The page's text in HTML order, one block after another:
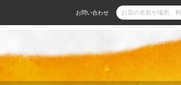
お問い合わせ